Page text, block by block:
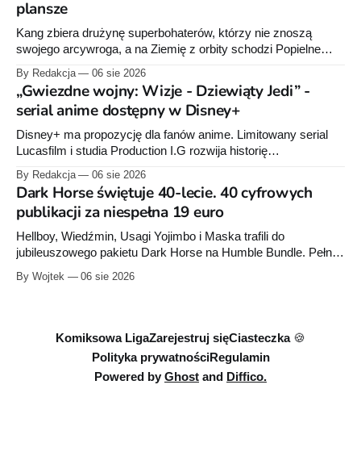
plansze
Kang zbiera drużynę superbohaterów, którzy nie znoszą
swojego arcywroga, a na Ziemię z orbity schodzi Popielne
Przymierze z królem Arturem na czele. Pierwszy tom nowej
serii Avengers autorstwa Jeda MacKaya trafia do sklepów 12
sierpnia. Rzućcie okiem na przykładowe plansze.
By Redakcja 06 sie 2026
„Gwiezdne wojny: Wizje - Dziewiąty Jedi” -
serial anime dostępny w Disney+
Disney+ ma propozycję dla fanów anime. Limitowany serial
Lucasfilm i studia Production I.G rozwija historię
zapoczątkowaną w krótkometrażówkach „Dziewiąty Jedi”
oraz „Dziewiąty Jedi: Dziecko nadziei" z serii „Gwiezdne
wojny: Wizje”. Wszystkie osiem odcinków jest już dostępnych
w Disney+.
By Redakcja 06 sie 2026
Dark Horse świętuje 40-lecie. 40 cyfrowych
publikacji za niespełna 19 euro
Hellboy, Wiedźmin, Usagi Yojimbo i Maska trafili do
jubileuszowego pakietu Dark Horse na Humble Bundle. Pełny
zestaw obejmuje 40 cyfrowych publikacji i kosztuje 18,71
euro. Oferta kończy się 13 sierpnia.
By Wojtek 06 sie 2026
Komiksowa LigaZarejestruj sięCiasteczka 🍪
Polityka prywatnościRegulamin
Powered by Ghost and Diffico.